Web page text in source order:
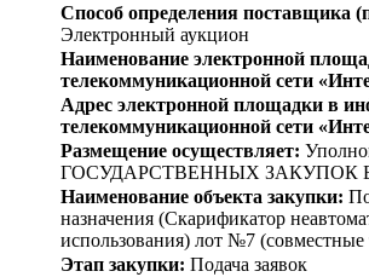
Способ определения поставщика
Электронный аукцион
Наименование электронной
телекоммуникационной сети
Адрес электронной площадки в
телекоммуникационной сети
Размещение осуществляет:
ГОСУДАРСТВЕННЫХ ЗАКУПОК
Наименование объекта закупки:
назначения (Скарификатор
использования) лот №7 (совместные
Этап закупки: Подача заявок